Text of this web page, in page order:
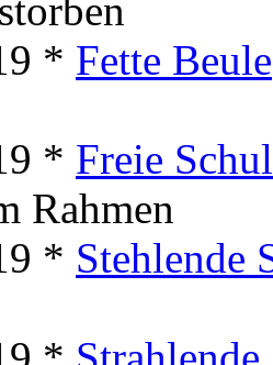
* Fette Beule
* Freie
Rahmen
* Stehlende